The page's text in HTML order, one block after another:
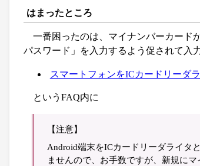
はまったところ
一番困ったのは、マイナンバーカード
パスワード」を入力するよう促されて入
スマートフォンをICカードリーダ
というFAQ内に
【注意】
Android端末をICカードリーダライタ
ませんので、お手数ですが、新規に